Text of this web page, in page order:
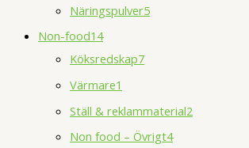
Näringspulver5
Non-food14
Köksredskap7
Värmare1
Ställ & reklammaterial2
Non food – Övrigt4